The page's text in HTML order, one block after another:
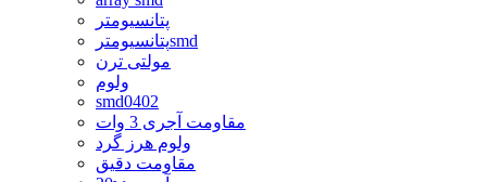
پتانسیومتر
پتانسیومترsmd
مولتی ترن
ولوم
smd0402
مقاومت آجری 3 وات
ولوم هرز گرد
مقاومت دقیق